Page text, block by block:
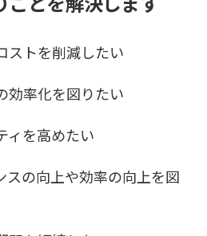
ストを削減したい
効率化を図りたい
ィを高めたい
スの向上や効率の向上を図